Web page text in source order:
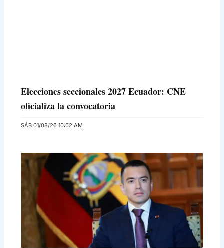
Elecciones seccionales 2027 Ecuador: CNE
oficializa la convocatoria
SÁB 01/08/26 10:02 AM